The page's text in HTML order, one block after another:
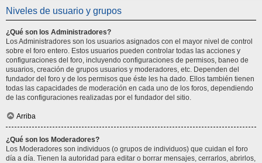
Niveles de usuario y grupos
¿Qué son los Administradores?
Los Administradores son los usuarios asignados con el mayor nivel de control
sobre el foro entero. Estos usuarios pueden controlar todas las acciones y
configuraciones del foro, incluyendo configuraciones de permisos, baneo de
usuarios, creación de grupos usuarios y moderadores, etc. Dependen del
fundador del foro y de los permisos que éste les ha dado. Ellos también tienen
todas las capacidades de moderación en cada uno de los foros, dependiendo
de las configuraciones realizadas por el fundador del sitio.
Arriba
¿Qué son los Moderadores?
Los Moderadores son individuos (o grupos de individuos) que cuidan el foro
día a día. Tienen la autoridad para editar o borrar mensajes, cerrarlos, abrirlos,